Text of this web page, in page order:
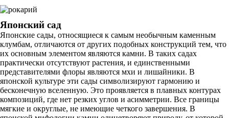
Японский сад
Японские сады, относящиеся к самым необычным каменным
клумбам, отличаются от других подобных конструкций тем, что
их основным элементом являются камни. В таких садах
практически отсутствуют растения, и единственными
представителями флоры являются мхи и лишайники. В
японской культуре эти сады символизируют гармонию и
бесконечную вселенную. Это проявляется в плавных контурах
композиций, где нет резких углов и асимметрии. Все границы
мягкие и округлые, не имеющие четкого завершения. В